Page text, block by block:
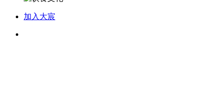
加入大宸